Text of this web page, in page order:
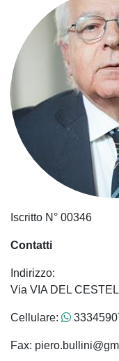
Iscritto N° 00346
Contatti
Indirizzo:
Via VIA DEL
Cellulare:
Fax: